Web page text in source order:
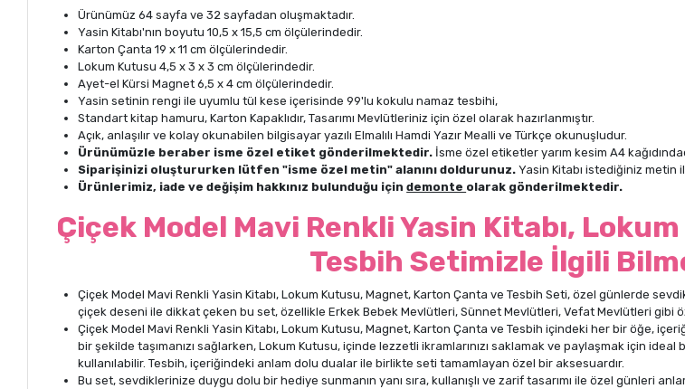
Ürünümüz 64 sayfa ve 32 sayfadan oluşmaktadır.
Yasin Kitabı'nın boyutu 10,5 x 15,5 cm ölçülerindedir.
Karton Çanta 19 x 11 cm ölçülerindedir.
Lokum Kutusu 4,5 x 3 x 3 cm ölçülerindedir.
Ayet-el Kürsi Magnet 6,5 x 4 cm ölçülerindedir.
Yasin setinin rengi ile uyumlu tül kese içerisinde 99'lu kokulu namaz tesbihi,
Standart kitap hamuru, Karton Kapaklıdır, Tasarımı Mevlütleriniz için özel olarak hazırlanmıştır.
Açık, anlaşılır ve kolay okunabilen bilgisayar yazılı Elmalılı Hamdi Yazır Mealli ve Türkçe okunuşludur.
Ürünümüzle beraber isme özel etiket gönderilmektedir. İsme özel etiketler yarım kesim A4
Siparişinizi oluştururken lütfen "isme özel metin" alanını doldurunuz. Yasin Kitabı istediğiniz metin
Ürünlerimiz, iade ve değişim hakkınız bulunduğu içindemonte olarak gönderilmektedir.
Çiçek Model Mavi Renkli Yasin Kitabı,
Tesbih Setimizle İlgili
Çiçek Model Mavi Renkli Yasin Kitabı, Lokum Kutusu, Magnet, Karton Çanta ve Tesbih Seti, özel günlerde
çiçek deseni ile dikkat çeken bu set, özellikle Erkek Bebek Mevlütleri, Sünnet Mevlütleri, Vefat Mevlütleri gibi
Çiçek Model Mavi Renkli Yasin Kitabı, Lokum Kutusu, Magnet, Karton Çanta ve Tesbih içindeki her bir öğe,
bir şekilde taşımanızı sağlarken, Lokum Kutusu, içinde lezzetli ikramlarınızı saklamak ve paylaşmak için
kullanılabilir. Tesbih, içeriğindeki anlam dolu dualar ile birlikte seti tamamlayan özel bir aksesuardır.
Bu set, sevdiklerinize duygu dolu bir hediye sunmanın yanı sıra, kullanışlı ve zarif tasarımı ile özel günleri